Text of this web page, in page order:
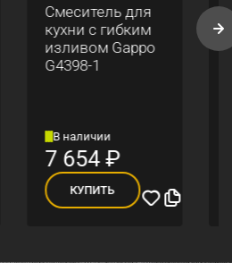
Смеситель для
кухни с гибким
изливом Gappo
G4398-1
В наличии
7 654₽
КУПИТЬ